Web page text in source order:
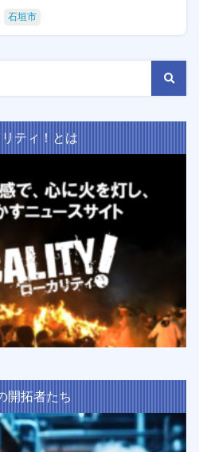
石垣市
リティ！とは
開拓者たち